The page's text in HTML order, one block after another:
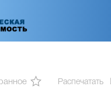
Распечатать